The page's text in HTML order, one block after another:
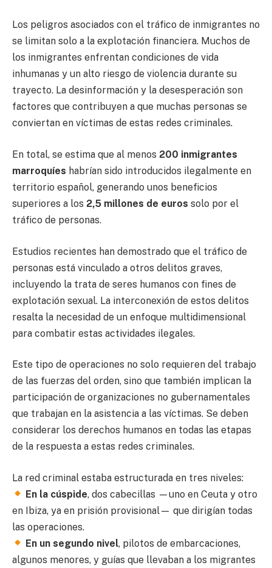
Los peligros asociados con el tráfico de inmigrantes no
se limitan solo a la explotación financiera. Muchos de
los inmigrantes enfrentan condiciones de vida
inhumanas y un alto riesgo de violencia durante su
trayecto. La desinformación y la desesperación son
factores que contribuyen a que muchas personas se
conviertan en víctimas de estas redes criminales.
En total, se estima que al menos 200 inmigrantes
marroquíes habrían sido introducidos ilegalmente en
territorio español, generando unos beneficios
superiores a los 2,5 millones de euros solo por el
tráfico de personas.
Estudios recientes han demostrado que el tráfico de
personas está vinculado a otros delitos graves,
incluyendo la trata de seres humanos con fines de
explotación sexual. La interconexión de estos delitos
resalta la necesidad de un enfoque multidimensional
para combatir estas actividades ilegales.
Este tipo de operaciones no solo requieren del trabajo
de las fuerzas del orden, sino que también implican la
participación de organizaciones no gubernamentales
que trabajan en la asistencia a las víctimas. Se deben
considerar los derechos humanos en todas las etapas
de la respuesta a estas redes criminales.
La red criminal estaba estructurada en tres niveles:
En la cúspide, dos cabecillas —uno en Ceuta y otro
en Ibiza, ya en prisión provisional— que dirigían todas
las operaciones.
En un segundo nivel, pilotos de embarcaciones,
algunos menores, y guías que llevaban a los migrantes